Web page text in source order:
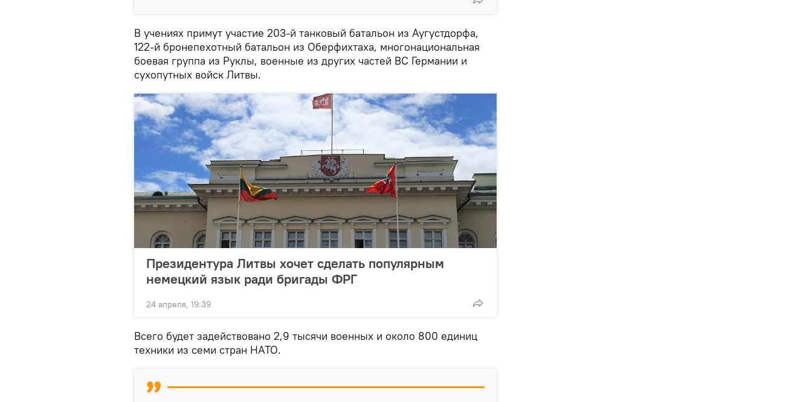
В учениях примут участие 203-й танковый батальон из Аугустдорфа,
122-й бронепехотный батальон из Оберфихтаха, многонациональная
боевая группа из Руклы, военные из других частей ВС Германии и
сухопутных войск Литвы.
Президентура Литвы хочет сделать популярным
немецкий язык ради бригады ФРГ
24 апреля, 19:39
Всего будет задействовано 2,9 тысячи военных и около 800 единиц
техники из семи стран НАТО.